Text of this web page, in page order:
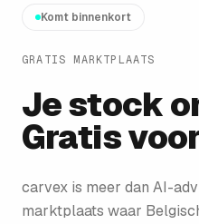
Komt binnenkort
GRATIS MARKTPLAATS
Je stock
Gratis
carvex is meer dan AI-
marktplaats waar